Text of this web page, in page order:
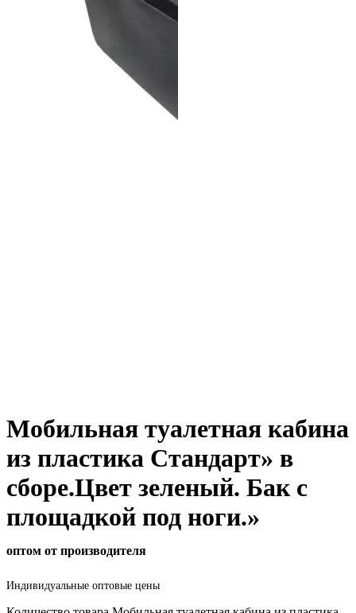
Мобильная туалетная кабина
из пластика Стандарт» в
сборе.Цвет зеленый. Бак с
площадкой под ноги.»
оптом от производителя
Индивидуальные оптовые цены